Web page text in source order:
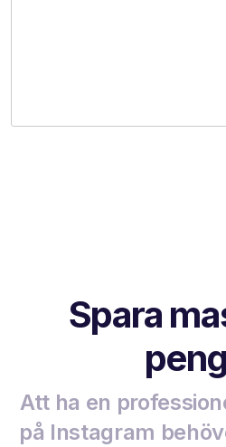
Spara
Att ha en
på Instagram